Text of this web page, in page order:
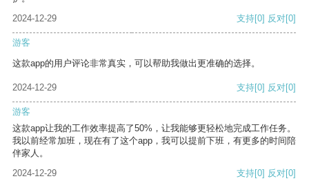
2024-12-29
支持[0] 反对[0]
游客
这款app的用户评论非常真实，可以帮助我做出更准确的选择。
2024-12-29 支持[0] 反对[0]
游客
这款app让我的工作效率提高了50%，让我能够更轻松地完成工作任务。
我以前经常加班，现在有了这个app，我可以提前下班，有更多的时间陪
伴家人。
2024-12-29
支持[0] 反对[0]